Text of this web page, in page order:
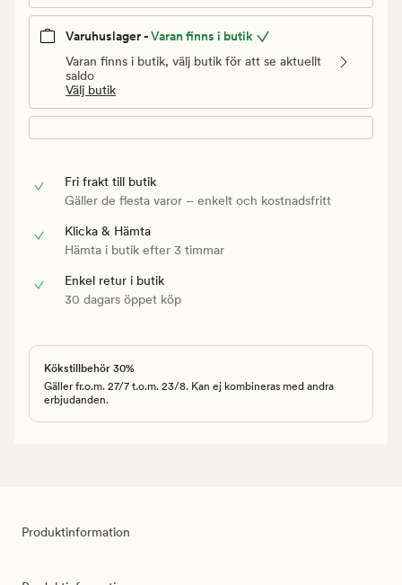
Varuhuslager -Varan finns i butik
Varan finns i butik, välj butik för att se aktuellt
saldo
Välj butik
Fri frakt till butik
Gäller de flesta varor – enkelt och kostnadsfritt
Klicka & Hämta
Hämta i butik efter 3 timmar
Enkel retur i butik
30 dagars öppet köp
Kökstillbehör 30%
Gäller fr.o.m. 27/7 t.o.m. 23/8. Kan ej kombineras med andra
erbjudanden.
Produktinformation